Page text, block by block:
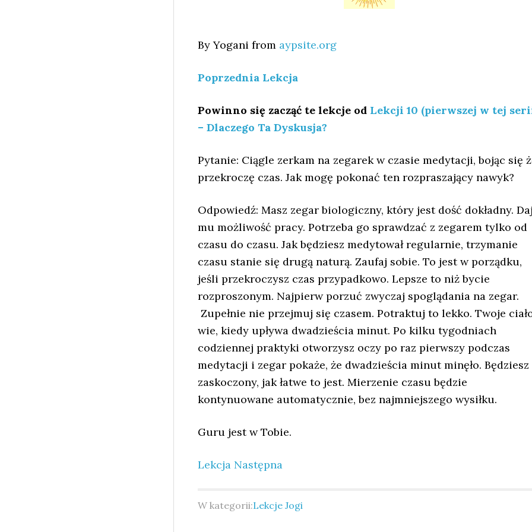
By Yogani from aypsite.org
Poprzednia Lekcja
Powinno się zacząć te lekcje od Lekcji 10 (pierwszej w tej
– Dlaczego Ta Dyskusja?
Pytanie: Ciągle zerkam na zegarek w czasie medytacji, bojąc się
przekroczę czas. Jak mogę pokonać ten rozpraszający nawyk?
Odpowiedź: Masz zegar biologiczny, który jest dość dokładny. Daj
mu możliwość pracy. Potrzeba go sprawdzać z zegarem tylko od
czasu do czasu. Jak będziesz medytował regularnie, trzymanie
czasu stanie się drugą naturą. Zaufaj sobie. To jest w porządku,
jeśli przekroczysz czas przypadkowo. Lepsze to niż bycie
rozproszonym. Najpierw porzuć zwyczaj spoglądania na zegar.
Zupełnie nie przejmuj się czasem. Potraktuj to lekko. Twoje
wie, kiedy upływa dwadzieścia minut. Po kilku tygodniach
codziennej praktyki otworzysz oczy po raz pierwszy podczas
medytacji i zegar pokaże, że dwadzieścia minut minęło. Będziesz
zaskoczony, jak łatwe to jest. Mierzenie czasu będzie
kontynuowane automatycznie, bez najmniejszego wysiłku.
Guru jest w Tobie.
Lekcja Następna
W kategorii:Lekcje Jogi